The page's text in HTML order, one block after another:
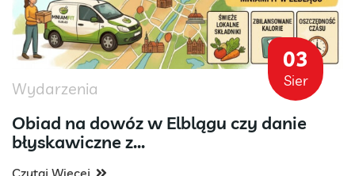
03
Sier
Wydarzenia
Obiad na dowóz w Elblągu czy danie
błyskawiczne z...
Czytaj Więcej